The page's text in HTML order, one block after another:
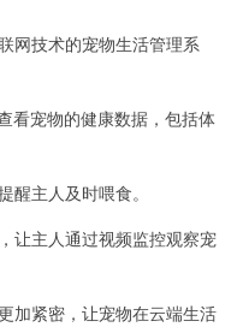
技术的宠物生活管理系
宠物的健康数据，包括体
主人及时喂食。
主人通过视频监控观察宠
紧密，让宠物在云端生活